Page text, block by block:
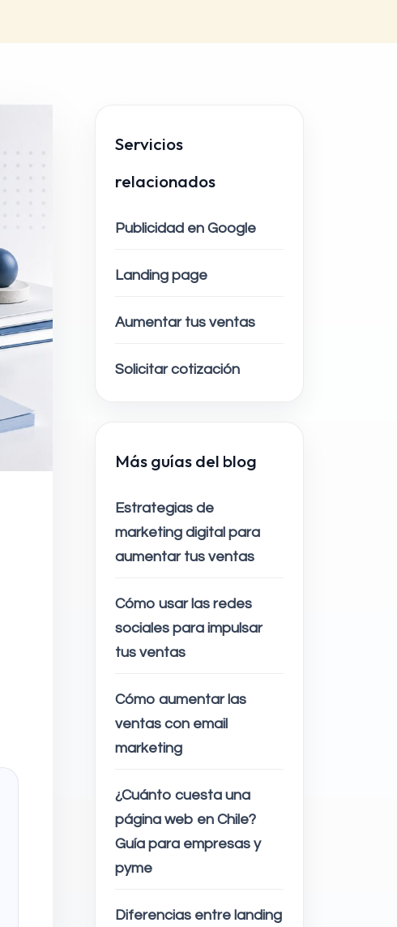
Servicios
relacionados
Publicidad en Google
Landing page
Aumentar tus ventas
Solicitar cotización
Más guías del blog
Estrategias de
marketing digital para
aumentar tus ventas
Cómo usar las redes
sociales para impulsar
tus ventas
Cómo aumentar las
ventas con email
marketing
¿Cuánto cuesta una
página web en Chile?
Guía para empresas y
pyme
Diferencias entre landing